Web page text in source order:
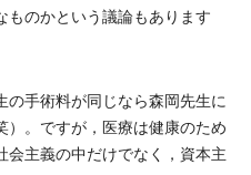
ものかという議論もあります
手術料が同じなら森岡先生に
）。ですが，医療は健康のため
会主義の中だけでなく，資本主